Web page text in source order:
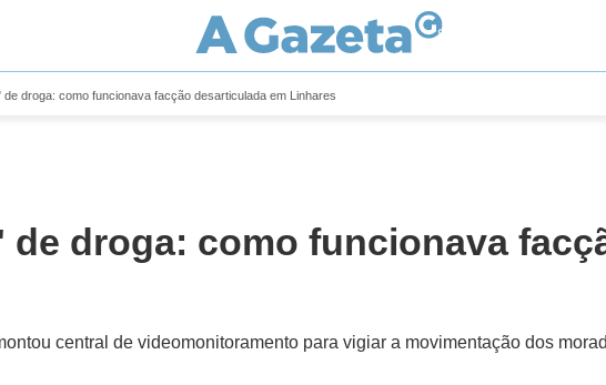
droga: como funcionava facção desarticulada em Linhares
droga: como funcionava
central de videomonitoramento para vigiar a movimentação dos